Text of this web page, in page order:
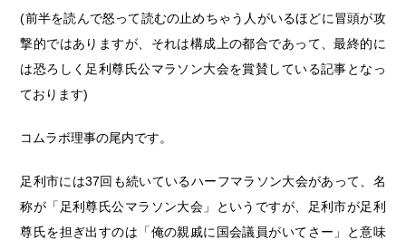
(前半を読んで怒って読むの止めちゃう人がいるほどに冒頭が攻
撃的ではありますが、それは構成上の都合であって、最終的に
は恐ろしく足利尊氏公マラソン大会を賞賛している記事となっ
ております)
コムラボ理事の尾内です。
足利市には37回も続いているハーフマラソン大会があって、名
称が「足利尊氏公マラソン大会」というですが、足利市が足利
尊氏を担ぎ出すのは「俺の親戚に国会議員がいてさー」と意味